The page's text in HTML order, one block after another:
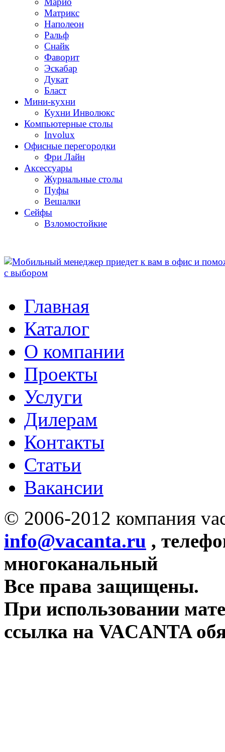
Матрикс
Наполеон
Ральф
Снайк
Фаворит
Эскабар
Дукат
Бласт
Мини-кухни
Кухни Инволюкс
Компьютерные столы
Involux
Офисные перегородки
Фри Лайн
Аксессуары
Журнальные столы
Пуфы
Bешалки
Сейфы
Взломостойкие
Главная
Каталог
О компании
Проекты
Услуги
Дилерам
Контакты
Статьи
Вакансии
© 2006-2012 компания
info@vacanta.ru ,
многоканальный
Все права защищены.
При использовании
ссылка на VACANTA